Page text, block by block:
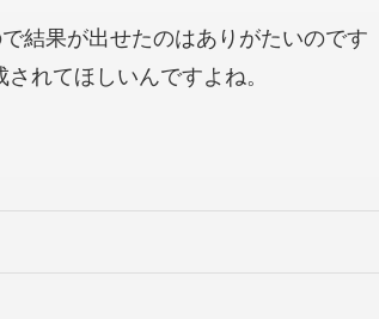
結果が出せたのはありがたいのです
れてほしいんですよね。